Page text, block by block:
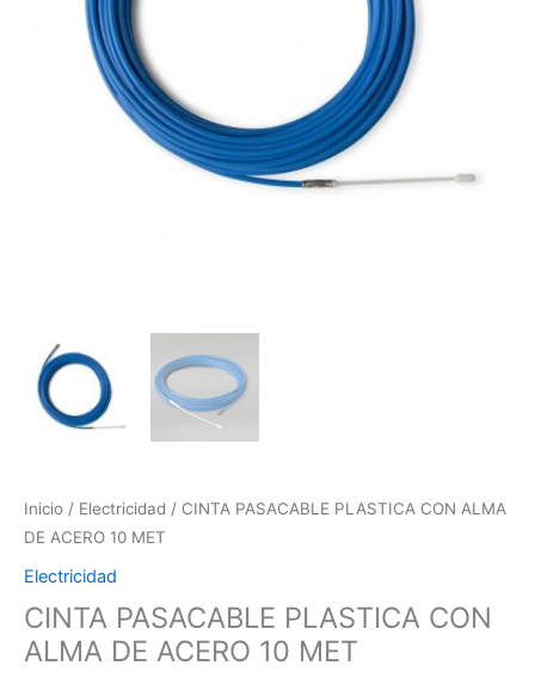
Inicio / Electricidad / CINTA PASACABLE PLASTICA CON ALMA
DE ACERO 10 MET
Electricidad
CINTA PASACABLE PLASTICA CON
ALMA DE ACERO 10 MET